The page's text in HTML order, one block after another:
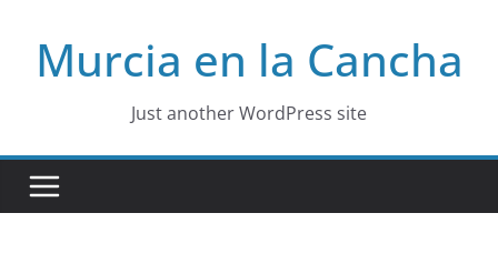
contentMurcia en la Cancha
Just another WordPress site